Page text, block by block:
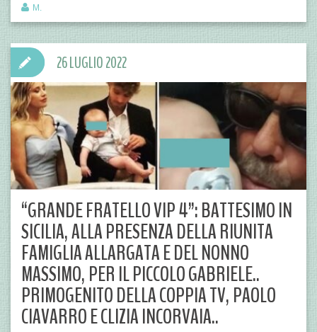
M.
“GRANDE FRATELLO VIP 4”: BATTESIMO IN
SICILIA, ALLA PRESENZA DELLA RIUNITA
FAMIGLIA ALLARGATA E DEL NONNO
MASSIMO, PER IL PICCOLO GABRIELE..
PRIMOGENITO DELLA COPPIA TV, PAOLO
CIAVARRO E CLIZIA INCORVAIA..
26 LUGLIO 2022